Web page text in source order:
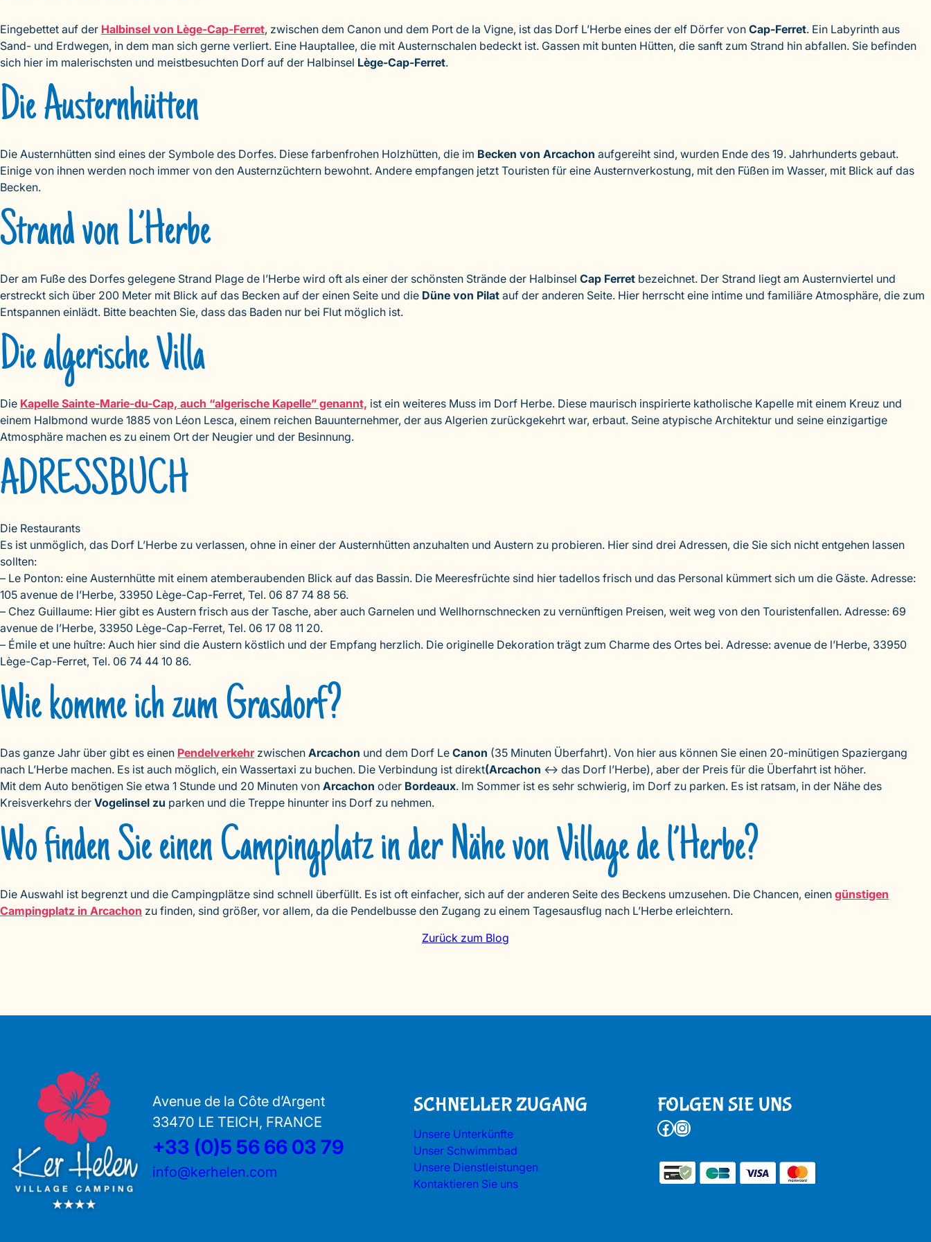
Eingebettet auf der Halbinsel von Lège-Cap-Ferret, zwischen dem Canon und dem Port de la Vigne, ist das Dorf L’Herbe eines der elf Dörfer von Cap-Ferret. Ein Labyrinth aus
Sand- und Erdwegen, in dem man sich gerne verliert. Eine Hauptallee, die mit Austernschalen bedeckt ist. Gassen mit bunten Hütten, die sanft zum Strand hin abfallen. Sie befinden
sich hier im malerischsten und meistbesuchten Dorf auf der Halbinsel Lège-Cap-Ferret.
Die Austernhütten
Die Austernhütten sind eines der Symbole des Dorfes. Diese farbenfrohen Holzhütten, die im Becken von Arcachon aufgereiht sind, wurden Ende des 19. Jahrhunderts gebaut.
Einige von ihnen werden noch immer von den Austernzüchtern bewohnt. Andere empfangen jetzt Touristen für eine Austernverkostung, mit den Füßen im Wasser, mit Blick auf das
Becken.
Strand von L’Herbe
Der am Fuße des Dorfes gelegene Strand Plage de l’Herbe wird oft als einer der schönsten Strände der Halbinsel Cap Ferret bezeichnet. Der Strand liegt am Austernviertel und
erstreckt sich über 200 Meter mit Blick auf das Becken auf der einen Seite und die Düne von Pilat auf der anderen Seite. Hier herrscht eine intime und familiäre Atmosphäre, die zum
Entspannen einlädt. Bitte beachten Sie, dass das Baden nur bei Flut möglich ist.
Die algerische Villa
Die Kapelle Sainte-Marie-du-Cap, auch “algerische Kapelle” genannt, ist ein weiteres Muss im Dorf Herbe. Diese maurisch inspirierte katholische Kapelle mit einem Kreuz und
einem Halbmond wurde 1885 von Léon Lesca, einem reichen Bauunternehmer, der aus Algerien zurückgekehrt war, erbaut. Seine atypische Architektur und seine einzigartige
Atmosphäre machen es zu einem Ort der Neugier und der Besinnung.
ADRESSBUCH
Die Restaurants
Es ist unmöglich, das Dorf L’Herbe zu verlassen, ohne in einer der Austernhütten anzuhalten und Austern zu probieren. Hier sind drei Adressen, die Sie sich nicht entgehen lassen
sollten:
– Le Ponton: eine Austernhütte mit einem atemberaubenden Blick auf das Bassin. Die Meeresfrüchte sind hier tadellos frisch und das Personal kümmert sich um die Gäste. Adresse:
105 avenue de l’Herbe, 33950 Lège-Cap-Ferret, Tel. 06 87 74 88 56.
– Chez Guillaume: Hier gibt es Austern frisch aus der Tasche, aber auch Garnelen und Wellhornschnecken zu vernünftigen Preisen, weit weg von den Touristenfallen. Adresse: 69
avenue de l’Herbe, 33950 Lège-Cap-Ferret, Tel. 06 17 08 11 20.
– Émile et une huître: Auch hier sind die Austern köstlich und der Empfang herzlich. Die originelle Dekoration trägt zum Charme des Ortes bei. Adresse: avenue de l’Herbe, 33950
Lège-Cap-Ferret, Tel. 06 74 44 10 86.
Wie komme ich zum Grasdorf?
Das ganze Jahr über gibt es einen Pendelverkehrzwischen Arcachon und dem Dorf Le Canon (35 Minuten Überfahrt). Von hier aus können Sie einen 20-minütigen Spaziergang
nach L’Herbe machen. Es ist auch möglich, ein Wassertaxi zu buchen. Die Verbindung ist direkt(Arcachon <-> das Dorf l’Herbe), aber der Preis für die Überfahrt ist höher.
Mit dem Auto benötigen Sie etwa 1 Stunde und 20 Minuten von Arcachon oder Bordeaux. Im Sommer ist es sehr schwierig, im Dorf zu parken. Es ist ratsam, in der Nähe des
Kreisverkehrs der Vogelinsel zu parken und die Treppe hinunter ins Dorf zu nehmen.
Wo finden Sie einen Campingplatz in der Nähe von Village de l’Herbe?
Die Auswahl ist begrenzt und die Campingplätze sind schnell überfüllt. Es ist oft einfacher, sich auf der anderen Seite des Beckens umzusehen. Die Chancen, einen günstigen
Campingplatz in Arcachon zu finden, sind größer, vor allem, da die Pendelbusse den Zugang zu einem Tagesausflug nach L’Herbe erleichtern.
Zurück zum Blog
Avenue de la Côte d’Argent
33470 LE TEICH, FRANCE
+33 (0)5 56 66 03 79
info@kerhelen.com
SCHNELLER ZUGANG
Unsere Unterkünfte
Unser Schwimmbad
Unsere Dienstleistungen
Kontaktieren Sie uns
FOLGEN SIE UNS
Facebook Instagram